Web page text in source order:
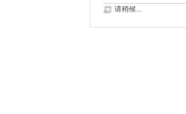
请稍候...